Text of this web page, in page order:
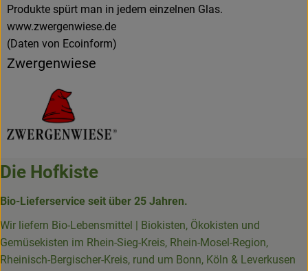
Produkte spürt man in jedem einzelnen Glas.
www.zwergenwiese.de
(Daten von Ecoinform)
Zwergenwiese
Die Hofkiste
Bio-Lieferservice seit über 25 Jahren.
Wir liefern Bio-Lebensmittel | Biokisten, Ökokisten und
Gemüsekisten im Rhein-Sieg-Kreis, Rhein-Mosel-Region,
Rheinisch-Bergischer-Kreis, rund um Bonn, Köln & Leverkusen